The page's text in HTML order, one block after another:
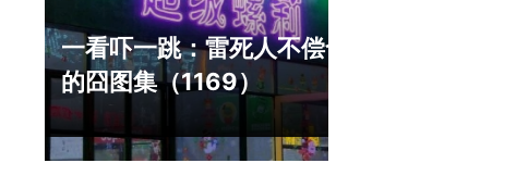
一看吓一跳：雷死人不偿命
的囧图集（1169）